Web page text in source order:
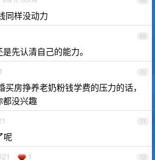
同样没动力
69
先认清自己的能力。
70
房挣养老奶粉钱学费的压力的话，
都没兴趣
71
呢
72
1